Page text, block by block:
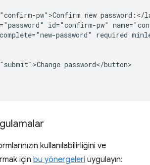
pw">Confirm new password:</
id="confirm-pw"
password" required
password</button>
kullanılabilirliğini ve
için bu yönergeleri uygulayın: